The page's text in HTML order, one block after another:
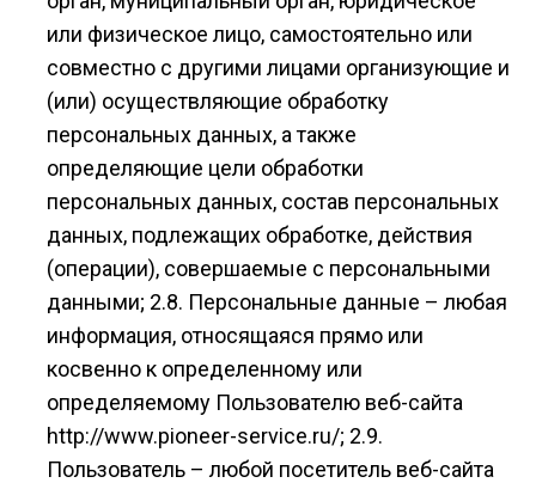
или физическое лицо, самостоятельно или
совместно с другими лицами организующие и
(или) осуществляющие обработку
персональных данных, а также
определяющие цели обработки
персональных данных, состав персональных
данных, подлежащих обработке, действия
(операции), совершаемые с персональными
данными; 2.8. Персональные данные – любая
информация, относящаяся прямо или
косвенно к определенному или
определяемому Пользователю веб-сайта
http://www.pioneer-service.ru/; 2.9.
Пользователь – любой посетитель веб-сайта